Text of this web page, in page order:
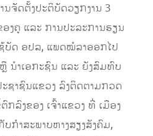
ນຈັດຕັ້ງປະຕິບັດວຽກງານ 3
ງຄູ ແລະ ການປະລະການຮຽນ
ບັດ ອປລ, ແພດໝໍລາອອກໄປ
ນໍາເອກະຊົນ ແລະ ຍັງສົມທົບ
ຊາຊົນແຂວງ ລົງຕິດຕາມກວດ
ລົງຂອງ ເຈົ້າແຂວງ ທີ່ ເມືອງ
ກໍາສະພາບຫາງສຽງສັງຄົມ,